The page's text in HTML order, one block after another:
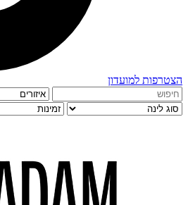
הצטרפות למועדון